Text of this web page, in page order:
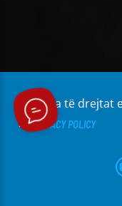
Të gjitha të drejtat
PRIVACY POLICY